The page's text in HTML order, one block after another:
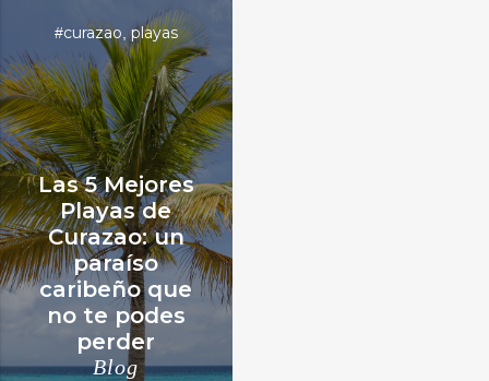
#curazao,playas
Las 5 Mejores
Playas de
Curazao: un
paraíso
caribeño que
no te podes
perder
Blog